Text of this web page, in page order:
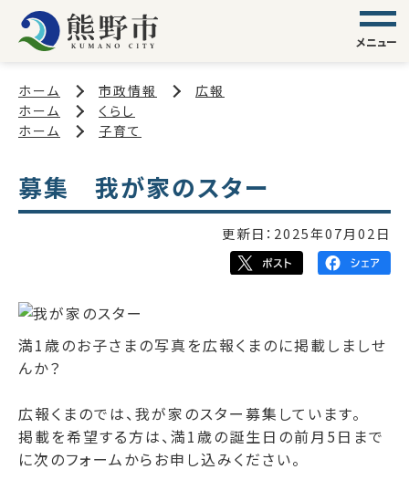
メニュー
ホーム 市政情報
広報
ホーム
くらし
ホーム
子育て
募集 我が家のスター
更新日： 2025年07月02日
満1歳のお子さまの写真を広報くまのに掲載しましせ
んか？
広報くまのでは、我が家のスター募集しています。
掲載を希望する方は、満1歳の誕生日の前月5日まで
に次のフォームからお申し込みください。